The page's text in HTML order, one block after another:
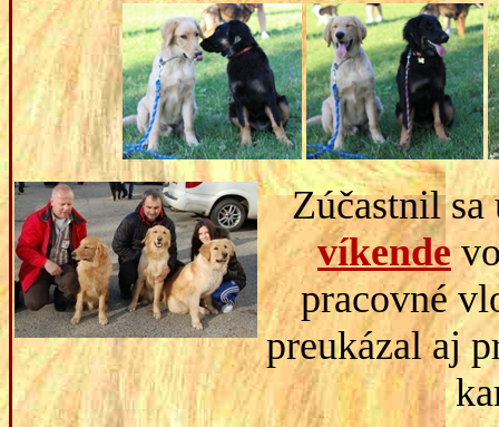
Zúčastnil
víkende
pracovné
preukázal aj